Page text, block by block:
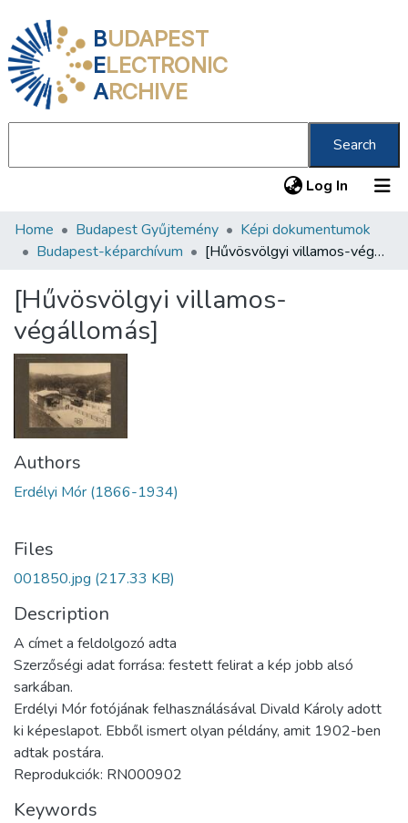
BUDAPEST
ELECTRONIC
ARCHIVE
Search
Log In (current)
Communities & Collections
Statistics
About us
Home Budapest Gyűjtemény
Képi dokumentumok
Budapest-képarchívum
[Hűvösvölgyi villamos-végállomás]
[Hűvösvölgyi villamos-
végállomás]
Authors
Erdélyi Mór (1866-1934)
Files
001850.jpg (217.33 KB)
Description
A címet a feldolgozó adta
Szerzőségi adat forrása: festett felirat a kép jobb alsó
sarkában.
Erdélyi Mór fotójának felhasználásával Divald Károly adott
ki képeslapot. Ebből ismert olyan példány, amit 1902-ben
adtak postára.
Reprodukciók: RN000902
Keywords